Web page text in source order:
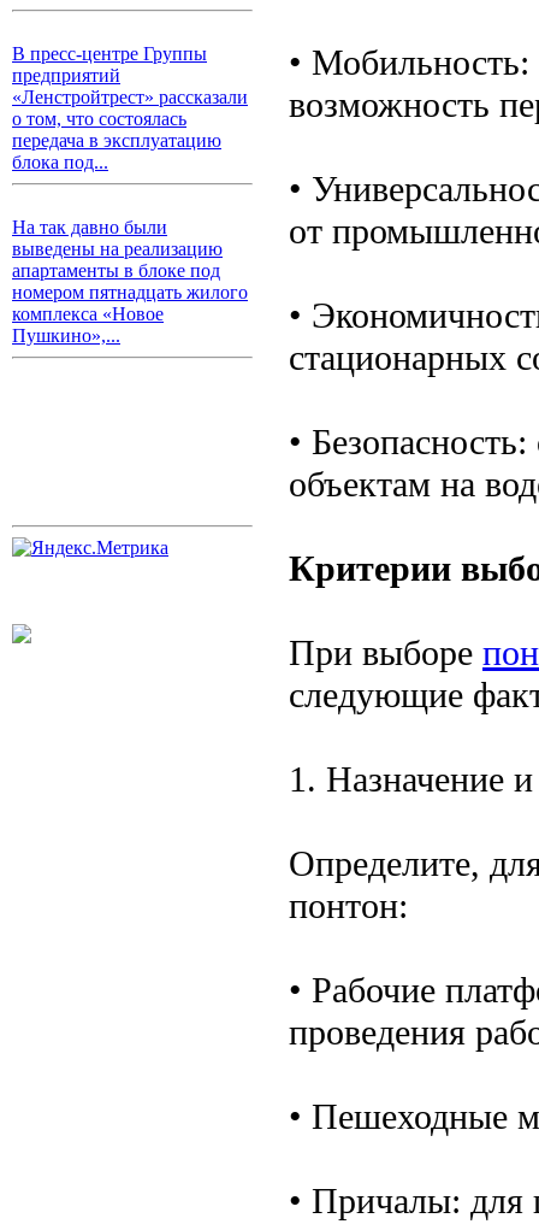
В пресс-центре Группы
предприятий
«Ленстройтрест» рассказали
о том, что состоялась
передача в эксплуатацию
блока под...
На так давно были
выведены на реализацию
апартаменты в блоке под
номером пятнадцать жилого
комплекса «Новое
Пушкино»,...
•
возможность
•
от
•
стационарных
•
объектам на
Критерии
При выборе
следующие
1. Назначение и
Определите,
понтон:
• Рабочие
проведения
• Пешеходные
• Причалы: для